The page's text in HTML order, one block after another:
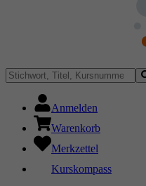
Anmelden
Warenkorb
Merkzettel
Kurskompass